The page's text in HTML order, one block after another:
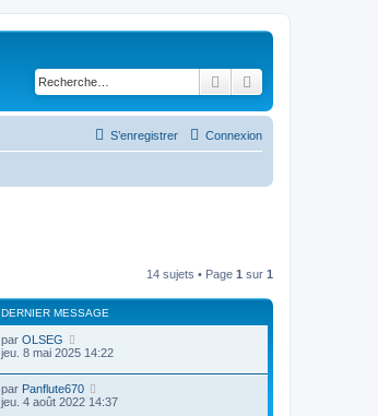
Rechercher
Connexion
S’enregistrer
14 sujets • Page 1 sur 1
DERNIER MESSAGE
par OLSEG
jeu. 8 mai 2025 14:22
par Panflute670
jeu. 4 août 2022 14:37